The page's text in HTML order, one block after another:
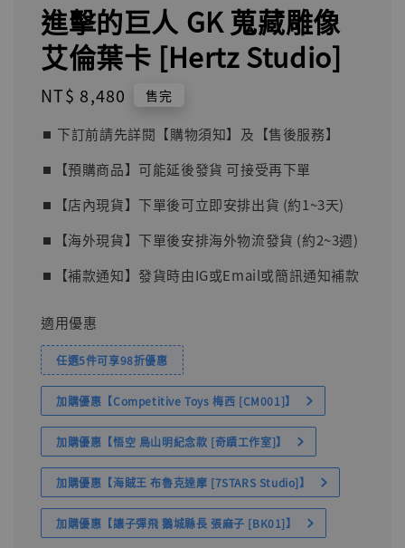
進擊的巨人 GK 蒐藏雕像
艾倫葉卡 [Hertz Studio]
Regular
NT$ 8,480 售完
⏹︎ 下訂前請先詳閱【購物須知】及【售後服務】
⏹︎【預購商品】可能延後發貨 可接受再下單
⏹︎【店內現貨】下單後可立即安排出貨 (約1~3天)
⏹︎【海外現貨】下單後安排海外物流發貨 (約2~3週)
⏹︎【補款通知】發貨時由IG或Email或簡訊通知補款
適用優惠
任選5件可享98折優惠
加購優惠【Competitive Toys 梅西 [CM001]】
加購優惠【悟空 鳥山明紀念款 [奇蹟工作室]】
加購優惠【海賊王 布魯克達摩 [7STARS Studio]】
加購優惠【讓子彈飛 鵝城縣長 張麻子 [BK01]】